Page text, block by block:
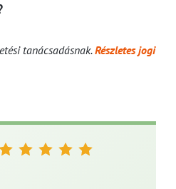
tanácsadásnak.Részletes jogi